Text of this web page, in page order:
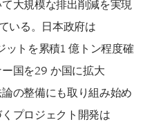
大規模な排出削減を実現
いる。日本政府は
トを累積1 億トン程度確
国を29 か国に拡大
の整備にも取り組み始め
プロジェクト開発は